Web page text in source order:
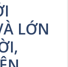
LỚN